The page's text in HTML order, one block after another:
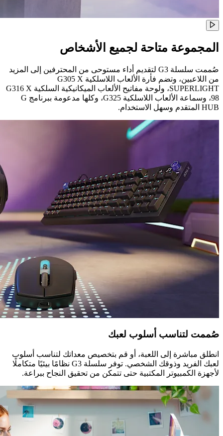
المجموعة متاحة لجميع الأشخاص
صُممت سلسلة G3 لتقديم أداء مستوحى من المحترفين إلى المزيد
من اللاعبين، وتضم فأرة الألعاب اللاسلكية G305 X
SUPERLIGHT، ولوحة مفاتيح الألعاب الميكانيكية السلكية G316 X
98، وسماعة الألعاب اللاسلكية G325، وكلها مدعومة ببرنامج G
HUB المتقدم وسهل الاستخدام.
صُممت لتناسب أسلوب لعبك
انطلق مباشرة إلى اللعبة، أو قم بتخصيص معداتك لتناسب أسلوب
لعبك الفريد وذوقك الشخصي. توفر سلسلة G3 نظامًا بيئيًا متكاملًا
لأجهزة الكمبيوتر المكتبية حتى تتمكن من تحقيق النجاح ببراعة.